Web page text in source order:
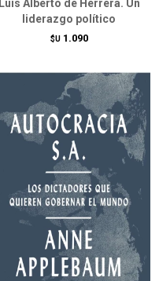
Luis Alberto de Herrera. Un
liderazgo político
$U 1.090